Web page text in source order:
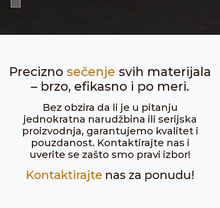
Precizno sečenje svih materijala
– brzo, efikasno i po meri.
Bez obzira da li je u pitanju
jednokratna narudžbina ili serijska
proizvodnja, garantujemo kvalitet i
pouzdanost. Kontaktirajte nas i
uverite se zašto smo pravi izbor!
Kontaktirajtenas za ponudu!